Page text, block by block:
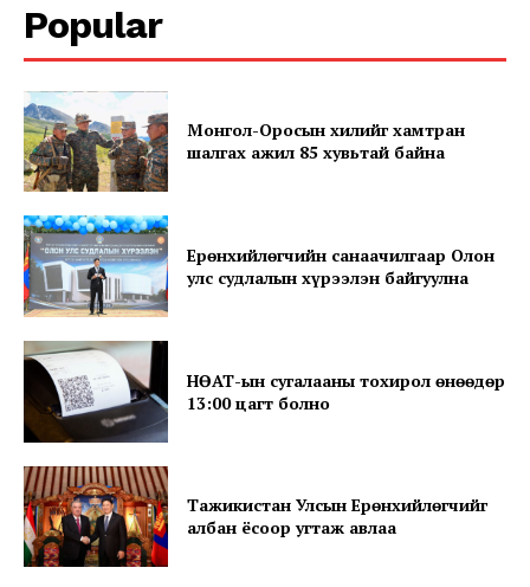
Popular
Монгол-Оросын хилийг хамтран
шалгах ажил 85 хувьтай байна
Ерөнхийлөгчийн санаачилгаар Олон
улс судлалын хүрээлэн байгуулна
НӨАТ-ын сугалааны тохирол өнөөдөр
13:00 цагт болно
Тажикистан Улсын Ерөнхийлөгчийг
албан ёсоор угтаж авлаа